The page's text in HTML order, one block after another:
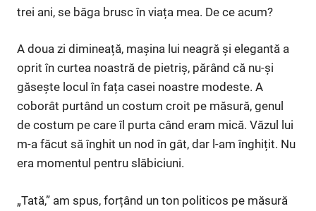
trei ani, se băga brusc în viața mea. De ce acum?
A doua zi dimineață, mașina lui neagră și elegantă a
oprit în curtea noastră de pietriș, părând că nu-și
găsește locul în fața casei noastre modeste. A
coborât purtând un costum croit pe măsură, genul
de costum pe care îl purta când eram mică. Văzul lui
m-a făcut să înghit un nod în gât, dar l-am înghițit. Nu
era momentul pentru slăbiciuni.
„Tată,” am spus, forțând un ton politicos pe măsură